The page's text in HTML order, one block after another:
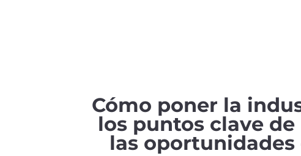
Cómo poner la
los puntos clave
las oportunidades